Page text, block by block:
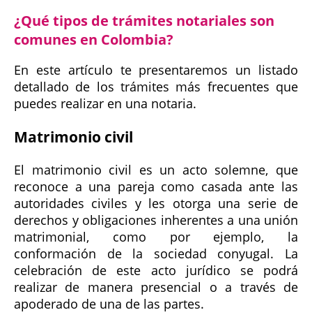
¿Qué tipos de trámites notariales son
comunes en Colombia?
En este artículo te presentaremos un listado
detallado de los trámites más frecuentes que
puedes realizar en una notaria.
Matrimonio civil
El matrimonio civil es un acto solemne, que
reconoce a una pareja como casada ante las
autoridades civiles y les otorga una serie de
derechos y obligaciones inherentes a una unión
matrimonial, como por ejemplo, la
conformación de la sociedad conyugal. La
celebración de este acto jurídico se podrá
realizar de manera presencial o a través de
apoderado de una de las partes.